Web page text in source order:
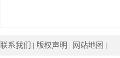
联系我们 | 版权声明 | 网站地图 |